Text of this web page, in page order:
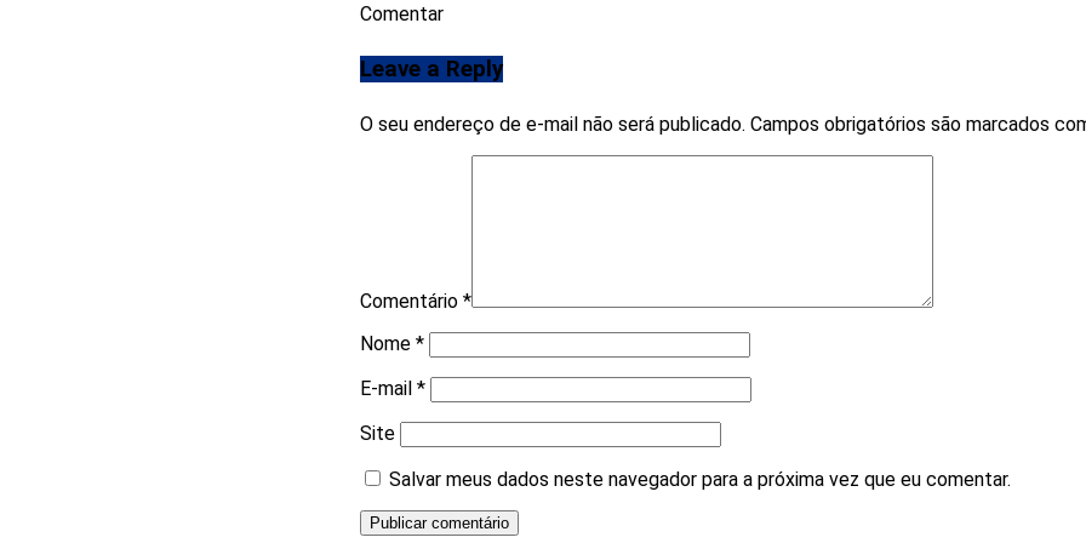
Comentar
Leave a Reply
O seu endereço de e-mail não será publicado. Campos obrigatórios são marcados
Comentário *
Nome *
E-mail *
Site
Salvar meus dados neste navegador para a próxima vez que eu comentar.